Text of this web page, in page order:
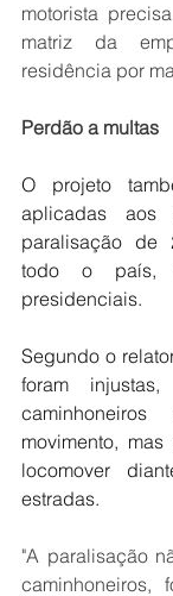
motorista
matriz da
residência por
Perdão a multas
O projeto
aplicadas aos
paralisação de
todo o país,
presidenciais.
Segundo o
foram
movimento,
locomover
estradas.
"A paralisação
caminhoneiros,